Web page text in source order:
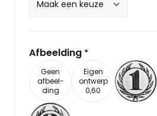
Afbeelding *
Geen
afbeel-
ding
Eigen
ontwerp
0,60